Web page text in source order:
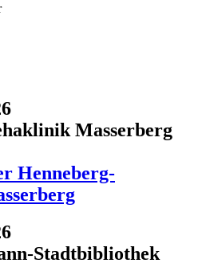
Masserberg
Henneberg-
Stadtbibliothek